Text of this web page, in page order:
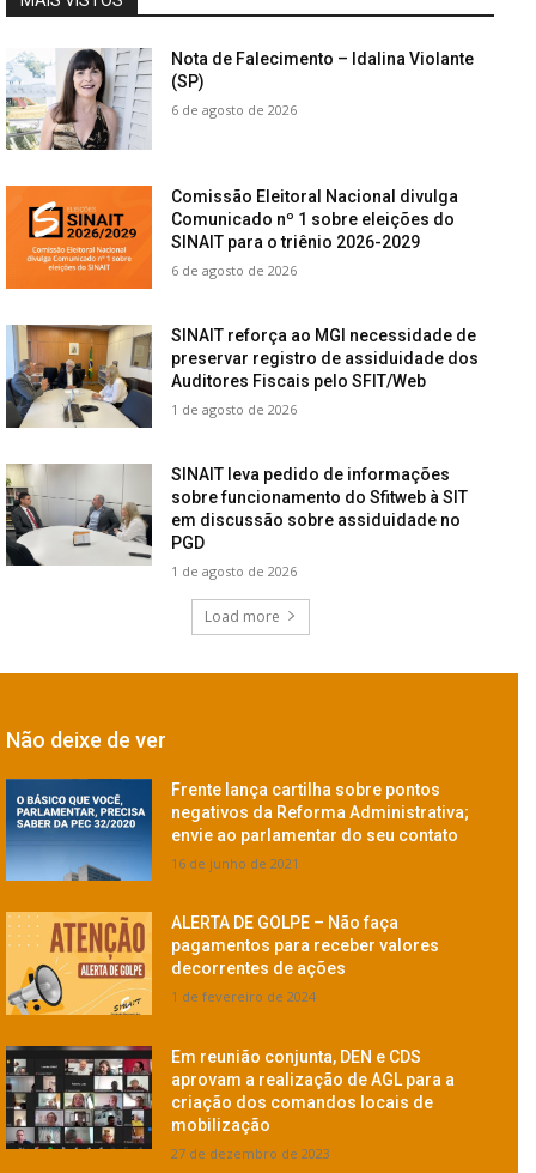
Nota de Falecimento – Idalina Violante
(SP)
6 de agosto de 2026
Comissão Eleitoral Nacional divulga
Comunicado nº 1 sobre eleições do
SINAIT para o triênio 2026-2029
6 de agosto de 2026
SINAIT reforça ao MGI necessidade de
preservar registro de assiduidade dos
Auditores Fiscais pelo SFIT/Web
1 de agosto de 2026
SINAIT leva pedido de informações
sobre funcionamento do Sfitweb à SIT
em discussão sobre assiduidade no
PGD
1 de agosto de 2026
Load more
Não deixe de ver
Frente lança cartilha sobre pontos
negativos da Reforma Administrativa;
envie ao parlamentar do seu contato
16 de junho de 2021
ALERTA DE GOLPE – Não faça
pagamentos para receber valores
decorrentes de ações
1 de fevereiro de 2024
Em reunião conjunta, DEN e CDS
aprovam a realização de AGL para a
criação dos comandos locais de
mobilização
27 de dezembro de 2023